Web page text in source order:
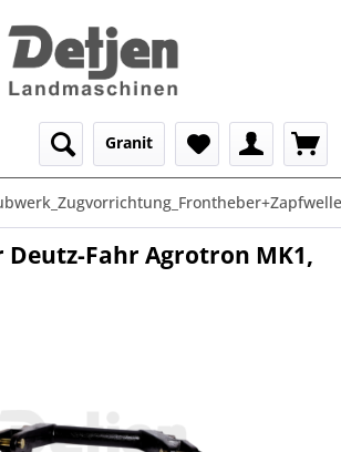
Granit
Fahr Agrotron MK1,